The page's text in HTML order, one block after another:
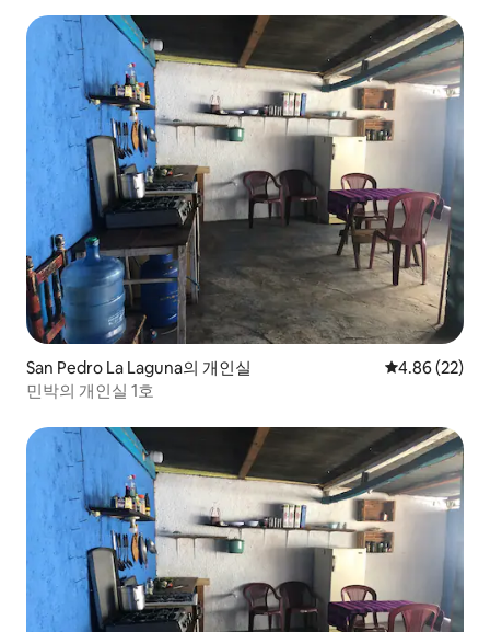
San Pedro La Laguna의 개인실 평점 4.86점(5
4.86 (22)
민박의 개인실 1호